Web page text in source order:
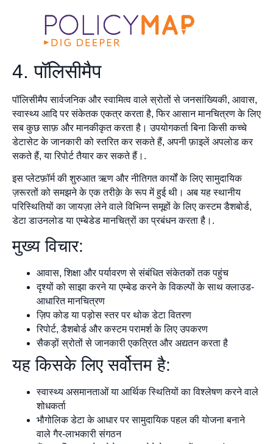
4. पॉलिसीमैप
पॉलिसीमैप सार्वजनिक और स्वामित्व वाले स्रोतों से जनसांख्यिकी, आवास,
स्वास्थ्य आदि पर संकेतक एकत्र करता है, फिर आसान मानचित्रण के लिए
सब कुछ साफ़ और मानकीकृत करता है। उपयोगकर्ता बिना किसी कच्चे
डेटासेट के जानकारी को स्तरित कर सकते हैं, अपनी फ़ाइलें अपलोड कर
सकते हैं, या रिपोर्ट तैयार कर सकते हैं।.
इस प्लेटफ़ॉर्म की शुरुआत ऋण और नीतिगत कार्यों के लिए सामुदायिक
ज़रूरतों को समझने के एक तरीक़े के रूप में हुई थी। अब यह स्थानीय
परिस्थितियों का जायज़ा लेने वाले विभिन्न समूहों के लिए कस्टम डैशबोर्ड,
डेटा डाउनलोड या एम्बेडेड मानचित्रों का प्रबंधन करता है।.
मुख्य विचार:
आवास, शिक्षा और पर्यावरण से संबंधित संकेतकों तक पहुंच
दृश्यों को साझा करने या एम्बेड करने के विकल्पों के साथ क्लाउड-
आधारित मानचित्रण
ज़िप कोड या पड़ोस स्तर पर थोक डेटा वितरण
रिपोर्ट, डैशबोर्ड और कस्टम परामर्श के लिए उपकरण
सैकड़ों स्रोतों से जानकारी एकत्रित और अद्यतन करता है
यह किसके लिए सर्वोत्तम है:
स्वास्थ्य असमानताओं या आर्थिक स्थितियों का विश्लेषण करने वाले
शोधकर्ता
भौगोलिक डेटा के आधार पर सामुदायिक पहल की योजना बनाने
वाले गैर-लाभकारी संगठन